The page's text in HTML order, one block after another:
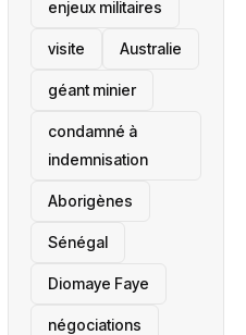
enjeux militaires
visite ‎Australie
géant minier
condamné à
indemnisation
Aborigènes
Sénégal
Diomaye Faye
négociations